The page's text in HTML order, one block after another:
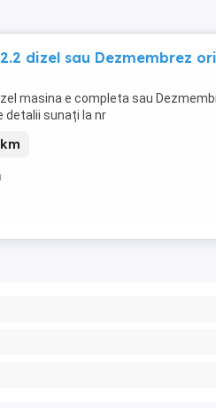
dizel sau Dezmembrez
masina e completa sau
detalii sunați la nr